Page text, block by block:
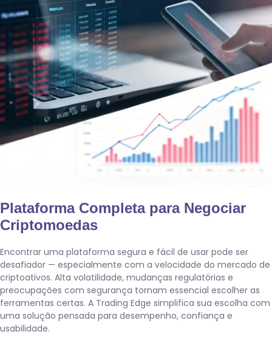
Plataforma Completa para Negociar
Criptomoedas
Encontrar uma plataforma segura e fácil de usar pode ser
desafiador — especialmente com a velocidade do mercado de
criptoativos. Alta volatilidade, mudanças regulatórias e
preocupações com segurança tornam essencial escolher as
ferramentas certas. A Trading Edge simplifica sua escolha com
uma solução pensada para desempenho, confiança e
usabilidade.